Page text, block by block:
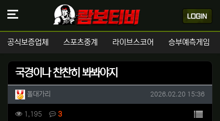
공식보증업체 스포츠중계 라이브스코어 승부예측게임
국경이나 찬찬히 봐봐야지
작성자 정보
돌대가리 작성일
2026.02.20 15:36
컨텐츠 정보
1,195조회 3댓글 목록